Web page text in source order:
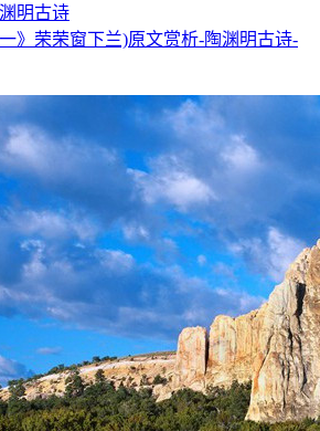
明古诗
一》荣荣窗下兰)原文赏析-陶渊明古诗-